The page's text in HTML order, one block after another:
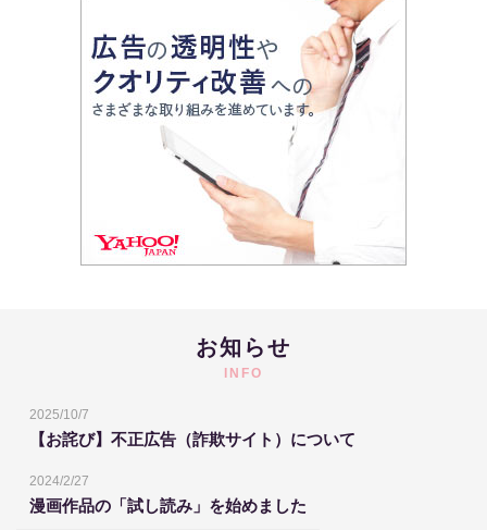
お知らせ
INFO
2025/10/7
【お詫び】不正広告（詐欺サイト）について
2024/2/27
漫画作品の「試し読み」を始めました